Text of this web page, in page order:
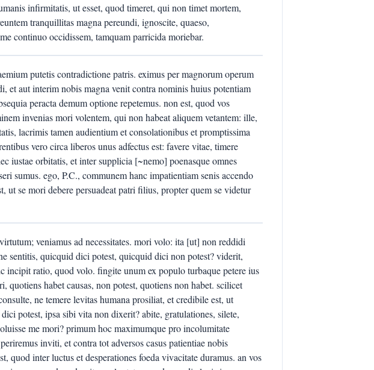
infirmitatis, ut esset, quod timeret, qui non timet mortem,
tranquillitas magna pereundi, ignoscite, quaeso,
continuo occidissem, tamquam parricida moriebar.
putetis contradictione patris. eximus per magnorum operum
et aut interim nobis magna venit contra nominis huius potentiam
peracta demum optione repetemus. non est, quod vos
invenias mori volentem, qui non habeat aliquem vetantem: ille,
lacrimis tamen audientium et consolationibus et promptissima
vero circa liberos unus adfectus est: favere vitae, timere
iustae orbitatis, et inter supplicia [~nemo] poenasque omnes
sumus. ego, P.C., communem hanc impatientiam senis accendo
ut se mori debere persuadeat patri filius, propter quem se videtur
veniamus ad necessitates. mori volo: ita [ut] non reddidi
sentitis, quicquid dici potest, quicquid dici non potest? viderit,
incipit ratio, quod volo. fingite unum ex populo turbaque petere ius
quotiens habet causas, non potest, quotiens non habet. scilicet
ne temere levitas humana prosiliat, et credibile est, ut
potest, ipsa sibi vita non dixerit? abite, gratulationes, silete,
me mori? primum hoc maximumque pro incolumitate
inviti, et contra tot adversos casus patientiae nobis
quod inter luctus et desperationes foeda vivacitate duramus. an vos